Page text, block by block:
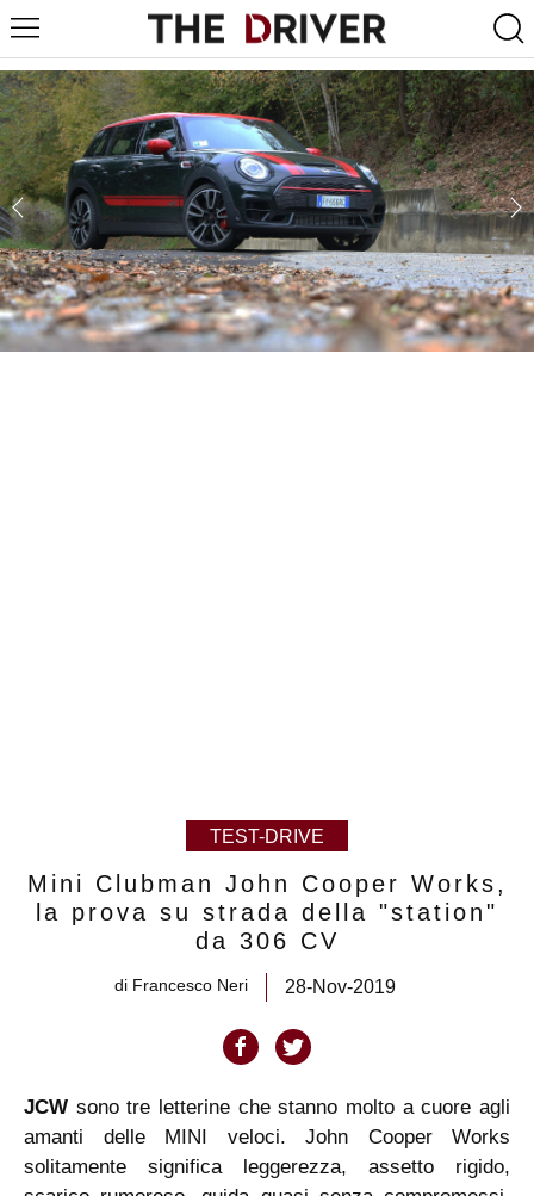
TEST-DRIVE
Mini Clubman John Cooper Works,
la prova su strada della "station"
da 306 CV
di Francesco Neri 28-Nov-2019
JCW sono tre letterine che stanno molto a cuore agli
amanti delle MINI veloci. John Cooper Works
solitamente significa leggerezza, assetto rigido,